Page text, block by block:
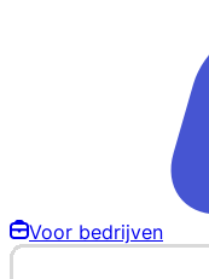
Voor bedrijven